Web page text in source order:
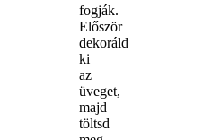
fogják.
Először
dekoráld
ki
az
üveget,
majd
töltsd